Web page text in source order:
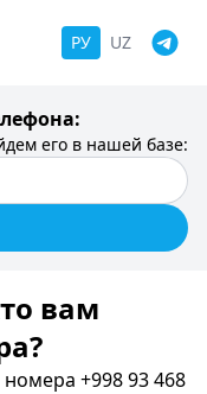
РУ UZ
его в нашей базе:
вам
+998 93 468